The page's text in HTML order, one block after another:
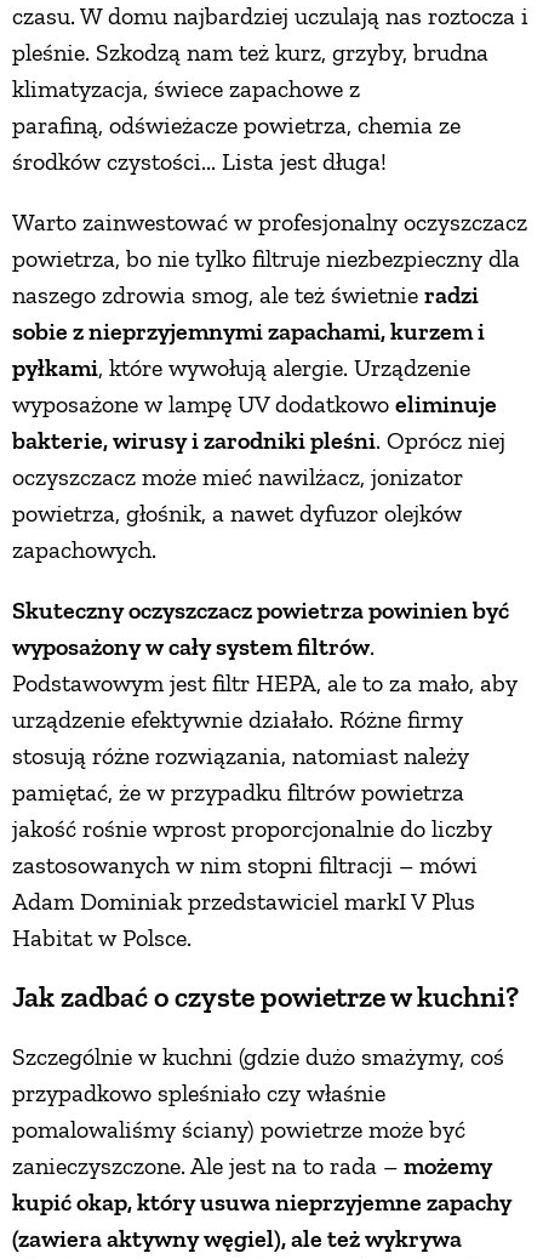
czasu. W domu najbardziej uczulają nas roztocza i
pleśnie. Szkodzą nam też kurz, grzyby, brudna
klimatyzacja, świece zapachowe z
parafiną, odświeżacze powietrza, chemia ze
środków czystości... Lista jest długa!
Warto zainwestować w profesjonalny oczyszczacz
powietrza, bo nie tylko filtruje niezbezpieczny dla
naszego zdrowia smog, ale też świetnie radzi
sobie z nieprzyjemnymi zapachami, kurzem i
pyłkami, które wywołują alergie. Urządzenie
wyposażone w lampę UV dodatkowo eliminuje
bakterie, wirusy i zarodniki pleśni. Oprócz niej
oczyszczacz może mieć nawilżacz, jonizator
powietrza, głośnik, a nawet dyfuzor olejków
zapachowych.
Skuteczny oczyszczacz powietrza powinien być
wyposażony w cały system filtrów.
Podstawowym jest filtr HEPA, ale to za mało, aby
urządzenie efektywnie działało. Różne firmy
stosują różne rozwiązania, natomiast należy
pamiętać, że w przypadku filtrów powietrza
jakość rośnie wprost proporcjonalnie do liczby
zastosowanych w nim stopni filtracji – mówi
Adam Dominiak przedstawiciel markI V Plus
Habitat w Polsce.
Jak zadbać o czyste powietrze w kuchni?
Szczególnie w kuchni (gdzie dużo smażymy, coś
przypadkowo spleśniało czy właśnie
pomalowaliśmy ściany) powietrze może być
zanieczyszczone. Ale jest na to rada – możemy
kupić okap, który usuwa nieprzyjemne zapachy
(zawiera aktywny węgiel), ale też wykrywa